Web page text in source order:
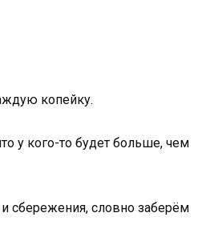
копейку.
у кого-то будет больше, чем
сбережения, словно заберём